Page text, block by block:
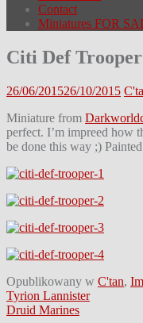
Contact
Miniatures FOR
Citi Def Trooper
26/06/201526/10/2015
Miniature from
perfect. I’m impreed how
be done this way ;)
Opublikowany w C'tan,
Nawigacja
Tyrion Lannister
Druid Marines